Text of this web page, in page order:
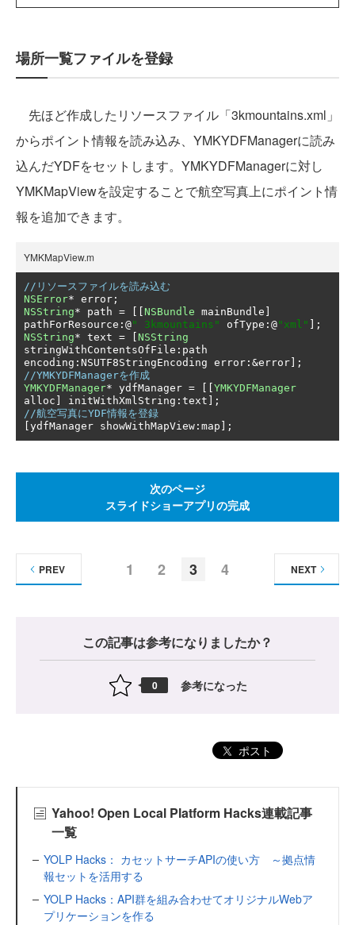
場所一覧ファイルを登録
先ほど作成したリソースファイル「3kmountains.xml」
からポイント情報を読み込み、YMKYDFManagerに読み
込んだYDFをセットします。YMKYDFManagerに対し
YMKMapViewを設定することで航空写真上にポイント情
報を追加できます。
YMKMapView.m
//リソースファイルを読み込む
NSError* error ;
NSString* path = NSBundle mainBundle
pathForResource :@" 3kmountains" ofType :@"xml"
];
NSString* text =
NSString
stringWithContentsOfFile : path
encoding : NSUTF8StringEncoding error :&error ];
//YMKYDFManagerを作成
YMKYDFManager* ydfManager =
YMKYDFManager
alloc
initWithXmlString : text ];
//航空写真にYDF情報を登録
ydfManager showWithMapView : map ];
次のページ
スライドショーアプリの完成
1 2 3 4
PREV NEXT
この記事は参考になりましたか？
0 参考になった
ポスト
Yahoo! Open Local Platform Hacks連載記事
一覧
YOLP Hacks： カセットサーチAPIの使い方 ～拠点情
報セットを活用する
YOLP Hacks：API群を組み合わせてオリジナルWebア
プリケーションを作る